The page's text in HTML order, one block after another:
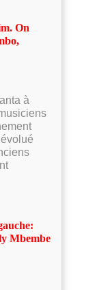
On
à
Mbembe